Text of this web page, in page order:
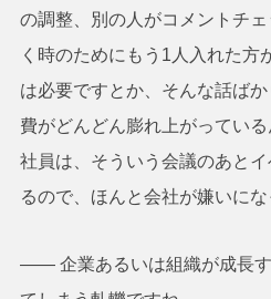
の調整、別の人がコメントチ
く時のためにもう1人入れた方
は必要ですとか、そんな話ば
費がどんどん膨れ上がってい
社員は、そういう会議のあと
るので、ほんと会社が嫌いにな
―― 企業あるいは組織が成長